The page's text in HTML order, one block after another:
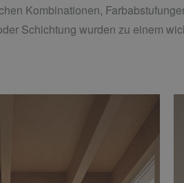
Kombinationen,
Schichtung wurden zu einem